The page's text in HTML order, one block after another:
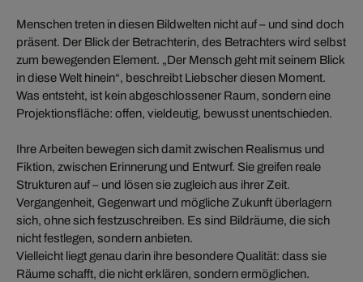
Menschen treten in diesen Bildwelten nicht auf – und sind doch
präsent. Der Blick der Betrachterin, des Betrachters wird selbst
zum bewegenden Element. „Der Mensch geht mit seinem Blick
in diese Welt hinein“, beschreibt Liebscher diesen Moment.
Was entsteht, ist kein abgeschlossener Raum, sondern eine
Projektionsfläche: offen, vieldeutig, bewusst unentschieden.
Ihre Arbeiten bewegen sich damit zwischen Realismus und
Fiktion, zwischen Erinnerung und Entwurf. Sie greifen reale
Strukturen auf – und lösen sie zugleich aus ihrer Zeit.
Vergangenheit, Gegenwart und mögliche Zukunft überlagern
sich, ohne sich festzuschreiben. Es sind Bildräume, die sich
nicht festlegen, sondern anbieten.
Vielleicht liegt genau darin ihre besondere Qualität: dass sie
Räume schafft, die nicht erklären, sondern ermöglichen.